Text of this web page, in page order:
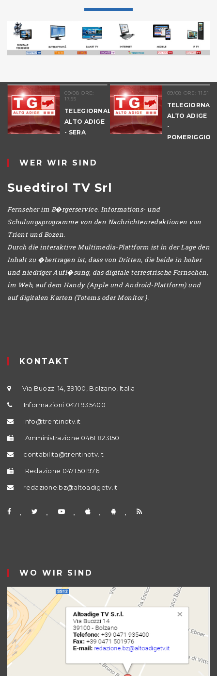
09/08 ORE:
17.55
TELEGIORNALE
ALTO ADIGE
- SERA
09/08 ORE: 11.51
ALTO ADIGE
-
POMERIGGIO
WER WIR SIND
Suedtirol TV Srl
Fernseher im B�rgerservice. Informations- und
Schulungsprogramme von den Nachrichtenredaktionen von
Trient und Bozen.
Durch die interaktive Multimedia-Plattform ist in der Lage den
Inhalt zu �bertragen ist, dass von Dritten, die beide in hoher
und niedriger Aufl�sung, das digitale terrestrische Fernsehen,
im Web, auf dem Handy (Apple und Android-Plattform) und
auf digitalen Karten (Totems oder Monitor ).
KONTAKT
Via Buozzi 14, 39100, Bolzano, Italia
Informazioni 0471 935400
info@trentinotv.it
Amministrazione 0461 823150
contabilita@trentinotv.it
Redazione 0471 501976
redazione.bz@altoadigetv.it
WO WIR SIND